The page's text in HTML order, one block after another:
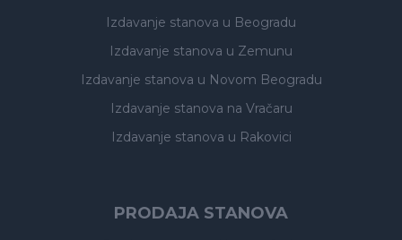
Izdavanje stanova u Beogradu
Izdavanje stanova u Zemunu
Izdavanje stanova u Novom Beogradu
Izdavanje stanova na Vračaru
Izdavanje stanova u Rakovici
PRODAJA STANOVA